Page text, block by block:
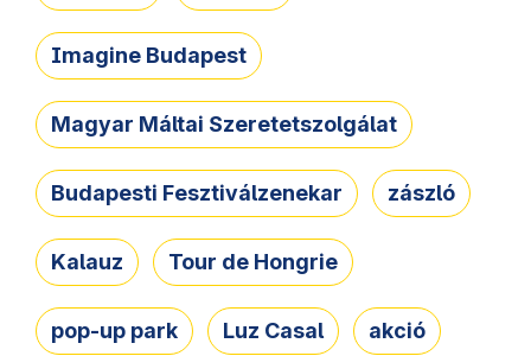
Imagine Budapest
Magyar Máltai Szeretetszolgálat
Budapesti Fesztiválzenekar zászló
Kalauz Tour de Hongrie
pop-up park Luz Casal akció